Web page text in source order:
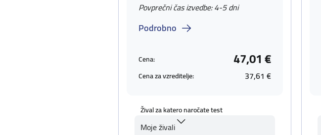
Povprečni čas izvedbe: 4-5 dni
Podrobno
Cena: 47,01 €
Cena za vzreditelje: 37,61 €
Žival za katero naročate test
Moje živali